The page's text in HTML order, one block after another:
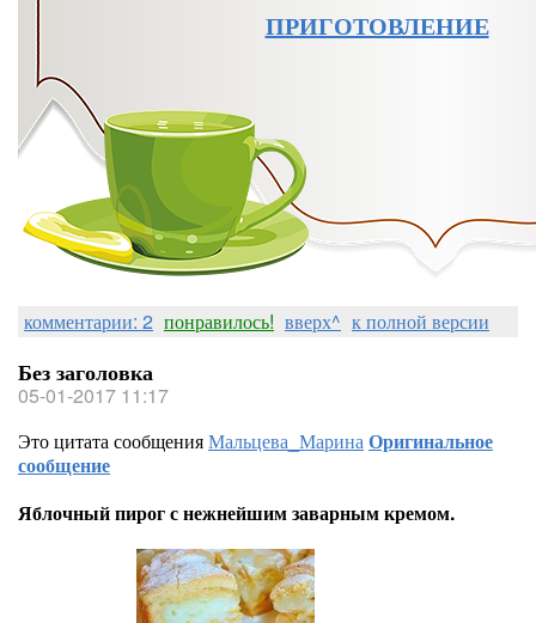
ПРИГОТОВЛЕНИЕ
комментарии: 2 понравилось! вверх^ к полной версии
Без заголовка
05-01-2017 11:17
Это цитата сообщенияМальцева_МаринаОригинальное
сообщение
Яблочный пирог с нежнейшим заварным кремом.